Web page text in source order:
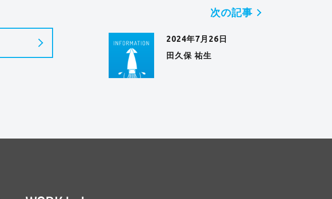
次の記事
2024年7月26日
田久保 祐生